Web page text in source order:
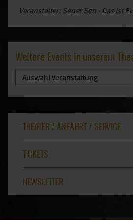
Veranstalter: Sener Sen - Das Ist
Weitere Events in unserem
THEATER / ANFAHRT / SERVICE
TICKETS
NEWSLETTER